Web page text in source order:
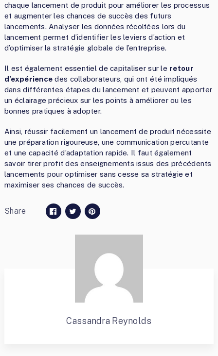
chaque lancement de produit pour améliorer les processus
et augmenter les chances de succès des futurs
lancements. Analyser les données récoltées lors du
lancement permet d’identifier les leviers d’action et
d’optimiser la stratégie globale de l’entreprise.
Il est également essentiel de capitaliser sur le retour
d’expérience des collaborateurs, qui ont été impliqués
dans différentes étapes du lancement et peuvent apporter
un éclairage précieux sur les points à améliorer ou les
bonnes pratiques à adopter.
Ainsi, réussir facilement un lancement de produit nécessite
une préparation rigoureuse, une communication percutante
et une capacité d’adaptation rapide. Il faut également
savoir tirer profit des enseignements issus des précédents
lancements pour optimiser sans cesse sa stratégie et
maximiser ses chances de succès.
Share
Cassandra Reynolds